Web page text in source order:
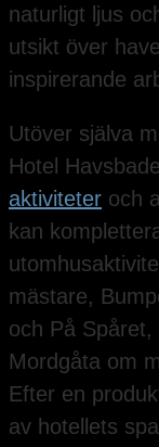
naturligt ljus
utsikt över
inspirerande
Utöver själva
Hotel
aktiviteter och
kan
mästare,
och På Spåret,
Mordgåta om
Efter en
av hotellets